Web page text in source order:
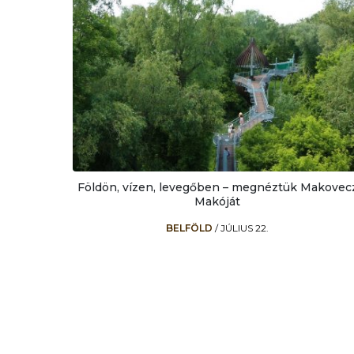
Földön, vízen, levegőben – megnéztük
Makóját
BELFÖLD/JÚLIUS 22.